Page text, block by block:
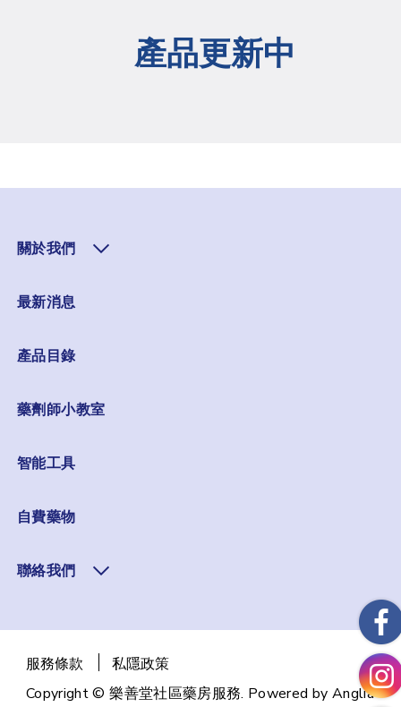
產品更新中
關於我們
最新消息
產品目錄
藥劑師小教室
智能工具
自費藥物
聯絡我們
服務條款
私隱政策
Copyright © 樂善堂社區藥房服務. Powered by Anglia